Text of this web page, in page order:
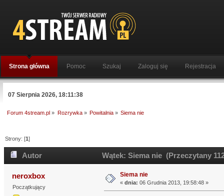
Strona główna Pomoc Szukaj Zaloguj się Rejestracja
07 Sierpnia 2026, 18:11:38
Forum 4stream.pl » Rozrywka» Powitalnia» Siema nie
Strony: [1]
Autor Wątek: Siema nie (Przeczytany
neroxbox
Początkujący
Siema nie
« dnia: 06 Grudnia 2013, 19:58:48 »